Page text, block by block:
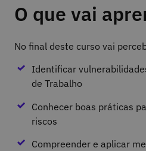
O que vai
No final deste curso vai
Identificar
de Trabalho
Conhecer boas práticas
riscos
Compreender e aplicar